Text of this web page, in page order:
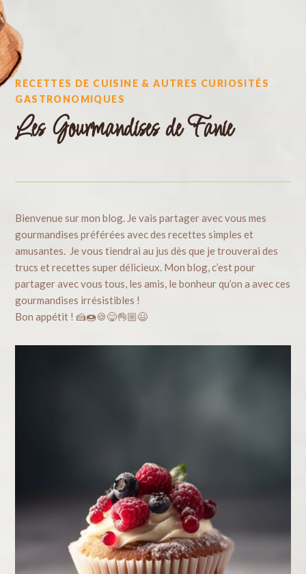
RECETTES DE CUISINE & AUTRES CURIOSITÉS
GASTRONOMIQUES
Les Gourmandises de Fanie
Bienvenue sur mon blog. Je vais partager avec vous mes
gourmandises préférées avec des recettes simples et
amusantes. Je vous tiendrai au jus dès que je trouverai des
trucs et recettes super délicieux. Mon blog, c’est pour
partager avec vous tous, les amis, le bonheur qu’on a avec ces
gourmandises irrésistibles !
Bon appétit ! 🍰🍩🍪😋👌🏼😃